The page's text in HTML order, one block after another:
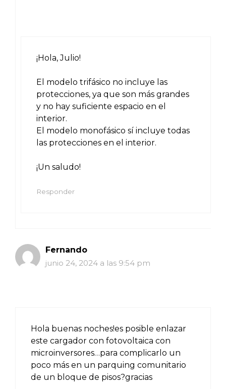
¡Hola, Julio!
El modelo trifásico no incluye las
protecciones, ya que son más grandes
y no hay suficiente espacio en el
interior.
El modelo monofásico sí incluye todas
las protecciones en el interior.
¡Un saludo!
Responder
Fernando
junio 24, 2024 a las 9:54 pm
Hola buenas noches!es posible enlazar
este cargador con fotovoltaica con
microinversores…para complicarlo un
poco más en un parquing comunitario
de un bloque de pisos?gracias